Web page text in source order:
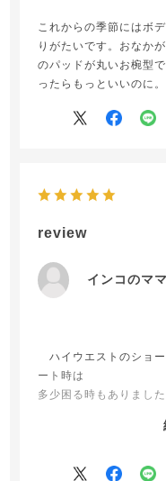
これからの季節にはボ
りがたいです。おなか
のパッドが丸いお椀型
ったらもっといいのに。
review
インコのマ
ハイウエストのショ
ート時は
多少困る時もありまし
「綿婚楽々ハイウエス
パンツルック・タイト